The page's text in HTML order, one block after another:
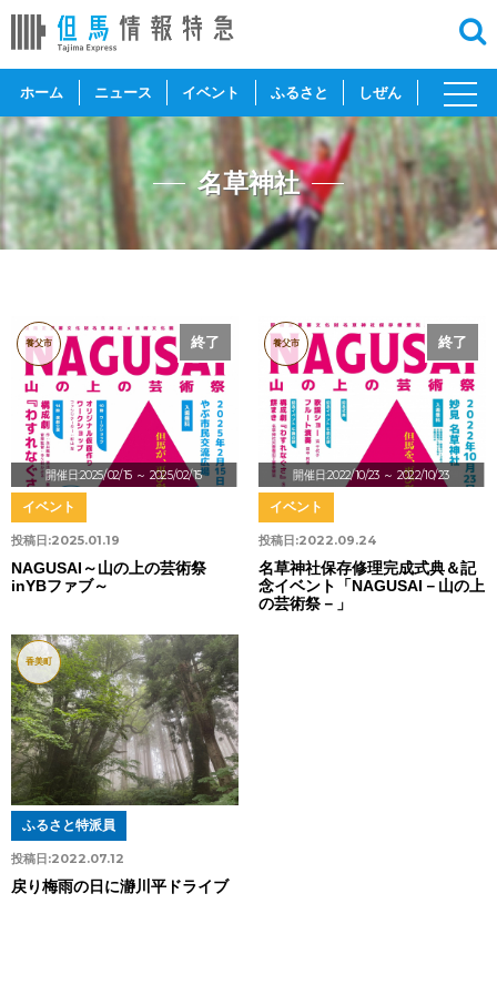
ホーム ニュース イベント ふるさと しぜん
toggle
名草神社
開催日:2025/02/15 ～ 2025/02/15
終了
養父市
投稿日:2025.01.19
イベント
NAGUSAI～山の上の芸術祭
inYBファブ～
開催日:2022/10/23 ～ 2022/10/23
終了
養父市
投稿日:2022.09.24
イベント
名草神社保存修理完成式典＆記
念イベント「NAGUSAI－山の上
の芸術祭－」
香美町
投稿日:2022.07.12
ふるさと特派員
戻り梅雨の日に瀞川平ドライブ